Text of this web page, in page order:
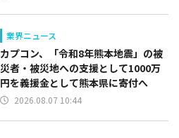
業界ニュース
カプコン、「令和8年熊本地震」の被
災者・被災地への支援として1000万
円を義援金として熊本県に寄付へ
2026.08.07 10:44